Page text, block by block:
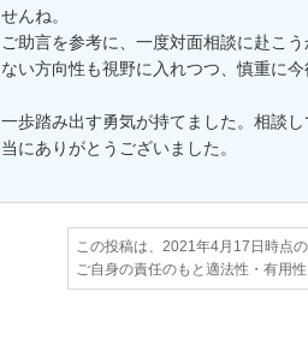
せんね。
ご助言を参考に、一度対面相談に赴こ
ない方向性も視野に入れつつ、慎重に
一歩踏み出す勇気が持てました。相談
当にありがとうございました。
この投稿は、2021年4月17日時点の
ご自身の責任のもと適法性・有用